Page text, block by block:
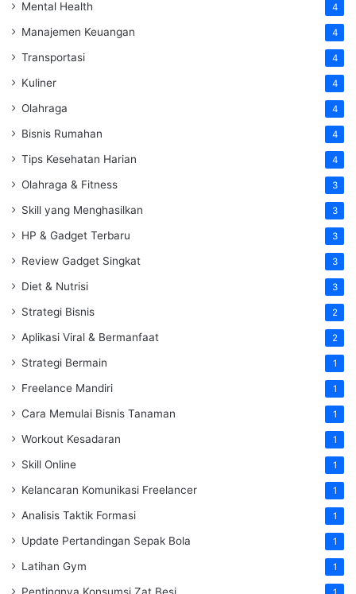
Mental Health 4
Manajemen Keuangan 4
Transportasi 4
Kuliner 4
Olahraga 4
Bisnis Rumahan 4
Tips Kesehatan Harian 4
Olahraga & Fitness 3
Skill yang Menghasilkan 3
HP & Gadget Terbaru 3
Review Gadget Singkat 3
Diet & Nutrisi 3
Strategi Bisnis 2
Aplikasi Viral & Bermanfaat 2
Strategi Bermain 1
Freelance Mandiri 1
Cara Memulai Bisnis Tanaman 1
Workout Kesadaran 1
Skill Online 1
Kelancaran Komunikasi Freelancer 1
Analisis Taktik Formasi 1
Update Pertandingan Sepak Bola 1
Latihan Gym 1